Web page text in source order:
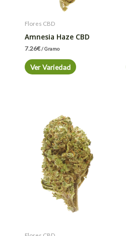
Flores CBD
Amnesia Haze CBD
7.26€/ Gramo
Ver Variedad